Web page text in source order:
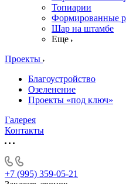
Топиарии
Формированные
Шар на штамбе
Еще
Проекты
Благоустройство
Озеленение
Проекты «под ключ»
Галерея
Контакты
+7 (995) 359-05-21